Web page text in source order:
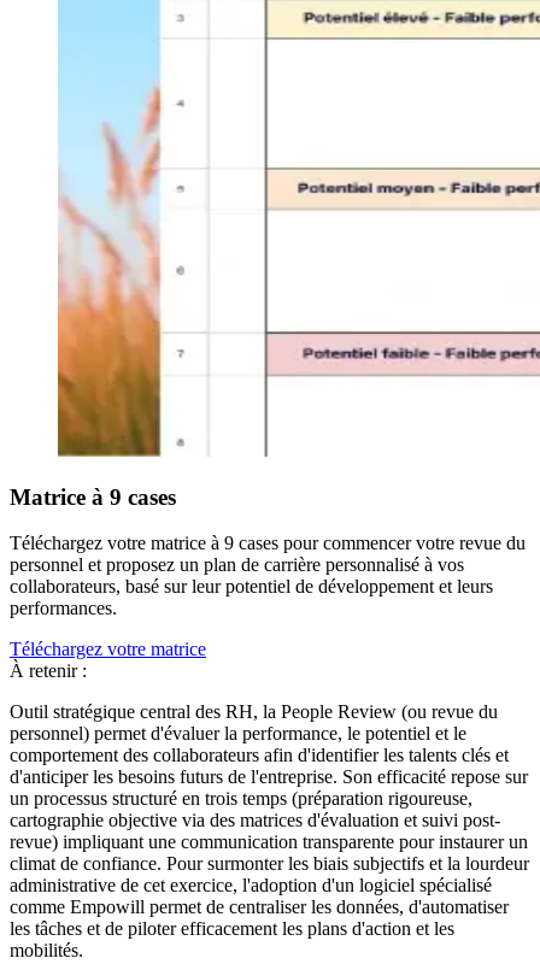
Matrice à 9 cases
Téléchargez votre matrice à 9 cases pour commencer votre revue du
personnel et proposez un plan de carrière personnalisé à vos
collaborateurs, basé sur leur potentiel de développement et leurs
performances.
Téléchargez votre matrice
À retenir :
Outil stratégique central des RH, la People Review (ou revue du
personnel) permet d'évaluer la performance, le potentiel et le
comportement des collaborateurs afin d'identifier les talents clés et
d'anticiper les besoins futurs de l'entreprise. Son efficacité repose sur
un processus structuré en trois temps (préparation rigoureuse,
cartographie objective via des matrices d'évaluation et suivi post-
revue) impliquant une communication transparente pour instaurer un
climat de confiance. Pour surmonter les biais subjectifs et la lourdeur
administrative de cet exercice, l'adoption d'un logiciel spécialisé
comme Empowill permet de centraliser les données, d'automatiser
les tâches et de piloter efficacement les plans d'action et les
mobilités.